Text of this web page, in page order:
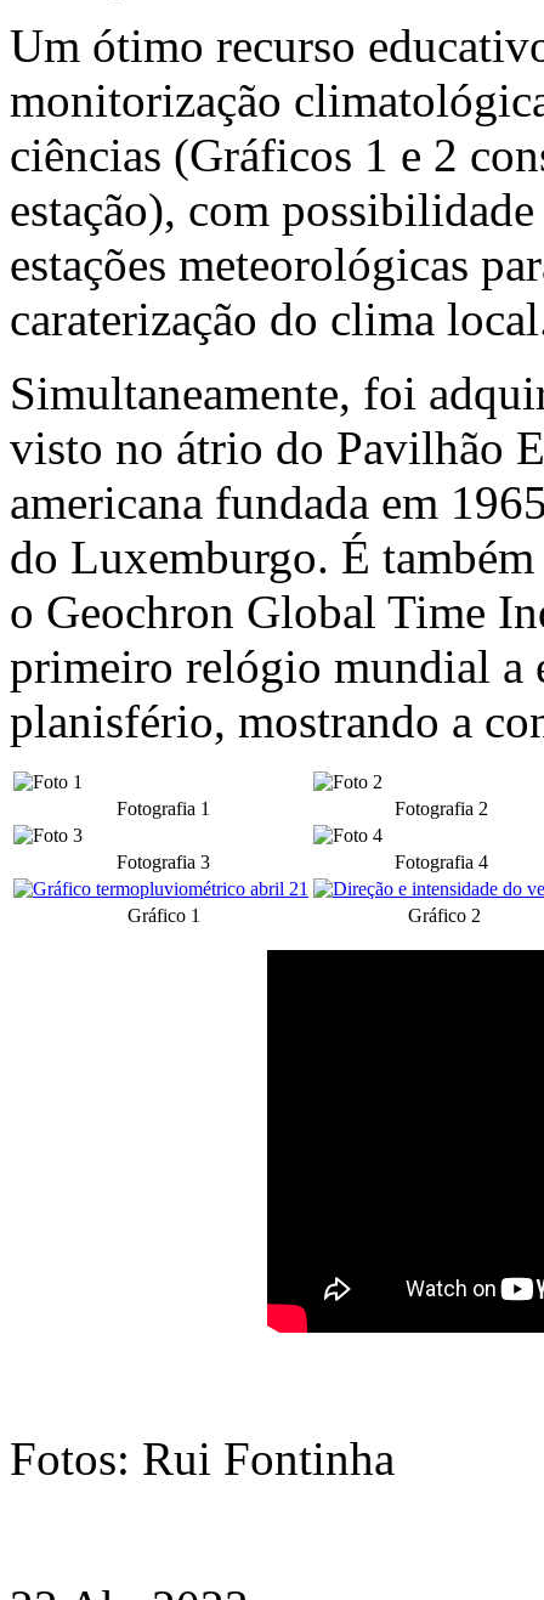
Um ótimo recurso
monitorização
ciências (Gráficos 1 e 2
estação), com
estações meteorológicas
caraterização do clima
Simultaneamente, foi
visto no átrio do Pavilhão
americana fundada em
do Luxemburgo. É
o Geochron Global Time
primeiro relógio mundial a
planisfério, mostrando a
Fotografia 1 Fotografia 2
Fotografia 3 Fotografia 4
Gráfico 1 Gráfico 2
Fotos: Rui Fontinha